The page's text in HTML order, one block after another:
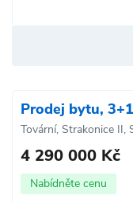
Prodej bytu,
Tovární, Strakonice II,
4 290 000 Kč
Nabídněte cenu